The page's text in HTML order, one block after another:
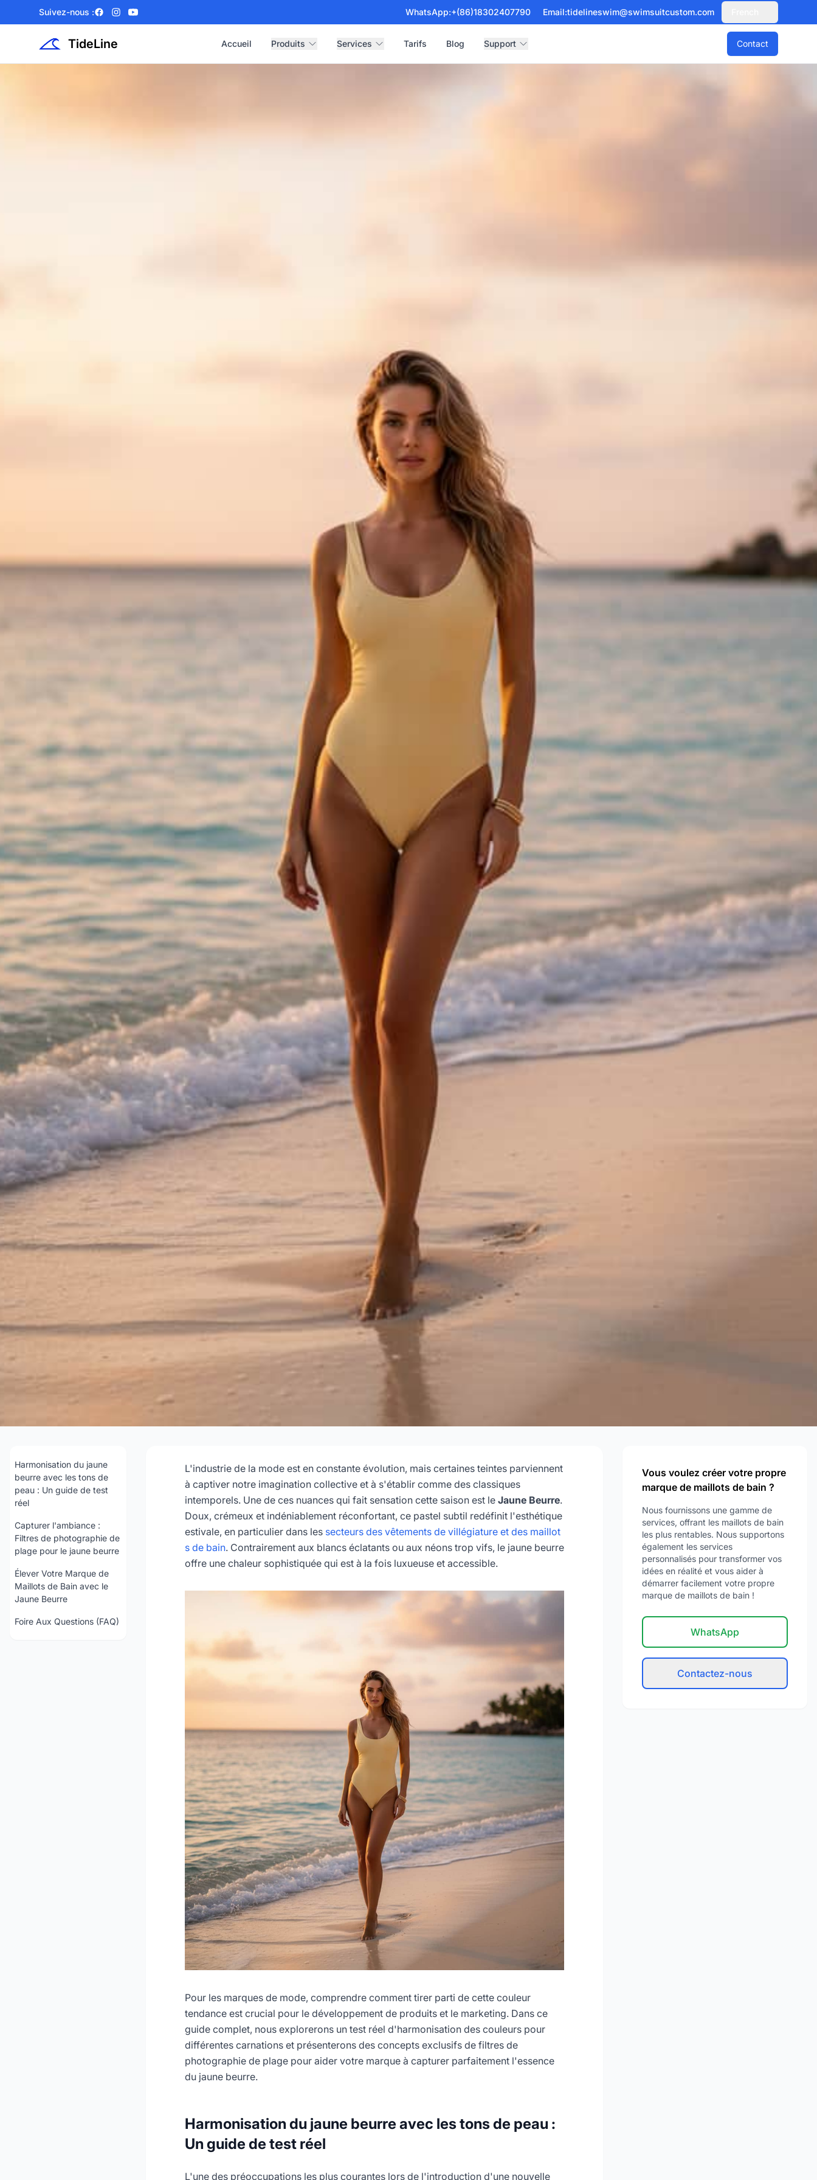
Suivez-nous :Facebook
Instagram
YouTube WhatsApp:+(86)18302407790 Email:tidelineswim@swimsuitcustom.com
TideLine Accueil Produits Services Tarifs Blog Support Contact
Carnations et Filtres de Plage
2026-04 Dayu
Consultez Maintenant
Harmonisation du jaune
beurre avec les tons de
peau : Un guide de test
réel
Capturer l'ambiance :
Filtres de photographie de
plage pour le jaune beurre
Élever Votre Marque de
Maillots de Bain avec le
Jaune Beurre
Foire Aux Questions (FAQ)
L'industrie de la mode est en constante évolution, mais certaines teintes parviennent
à captiver notre imagination collective et à s'établir comme des classiques
intemporels. Une de ces nuances qui fait sensation cette saison est le Jaune Beurre.
Doux, crémeux et indéniablement réconfortant, ce pastel subtil redéfinit l'esthétique
estivale, en particulier dans les secteurs des vêtements de villégiature et des maillot
s de bain. Contrairement aux blancs éclatants ou aux néons trop vifs, le jaune beurre
offre une chaleur sophistiquée qui est à la fois luxueuse et accessible.
Pour les marques de mode, comprendre comment tirer parti de cette couleur
tendance est crucial pour le développement de produits et le marketing. Dans ce
guide complet, nous explorerons un test réel d'harmonisation des couleurs pour
différentes carnations et présenterons des concepts exclusifs de filtres de
photographie de plage pour aider votre marque à capturer parfaitement l'essence
du jaune beurre.
Harmonisation du jaune beurre avec les tons de peau :
Un guide de test réel
L'une des préoccupations les plus courantes lors de l'introduction d'une nouvelle
Vous voulez créer votre propre
marque de maillots de bain ?
Nous fournissons une gamme de
services, offrant les maillots de bain
les plus rentables. Nous supportons
également les services
personnalisés pour transformer vos
idées en réalité et vous aider à
démarrer facilement votre propre
marque de maillots de bain !
WhatsApp
Contactez-nous